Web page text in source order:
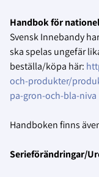
Handbok för
Svensk Innebandy
ska spelas ungefär
beställa/köpa här:
och-produkter/
pa-gron-och-bla-niva
Handboken finns
Serieförändringar/